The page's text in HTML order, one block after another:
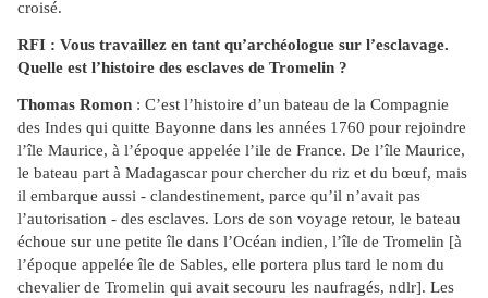
croisé.
RFI : Vous travaillez en tant qu’archéologue sur l’esclavage.
Quelle est l’histoire des esclaves de Tromelin ?
Thomas Romon : C’est l’histoire d’un bateau de la Compagnie
des Indes qui quitte Bayonne dans les années 1760 pour rejoindre
l’île Maurice, à l’époque appelée l’ile de France. De l’île Maurice,
le bateau part à Madagascar pour chercher du riz et du bœuf, mais
il embarque aussi - clandestinement, parce qu’il n’avait pas
l’autorisation - des esclaves. Lors de son voyage retour, le bateau
échoue sur une petite île dans l’Océan indien, l’île de Tromelin [à
l’époque appelée île de Sables, elle portera plus tard le nom du
chevalier de Tromelin qui avait secouru les naufragés, ndlr]. Les